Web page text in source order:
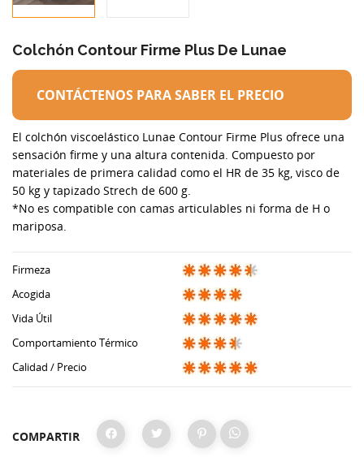
Colchón Contour Firme Plus De Lunae
CONTÁCTENOS PARA SABER EL PRECIO
El colchón viscoelástico Lunae Contour Firme Plus ofrece una
sensación firme y una altura contenida. Compuesto por
materiales de primera calidad como el HR de 35 kg, visco de
50 kg y tapizado Strech de 600 g.
*No es compatible con camas articulables ni forma de H o
mariposa.
Firmeza
Acogida
Vida Útil
Comportamiento Térmico
Calidad / Precio
COMPARTIR